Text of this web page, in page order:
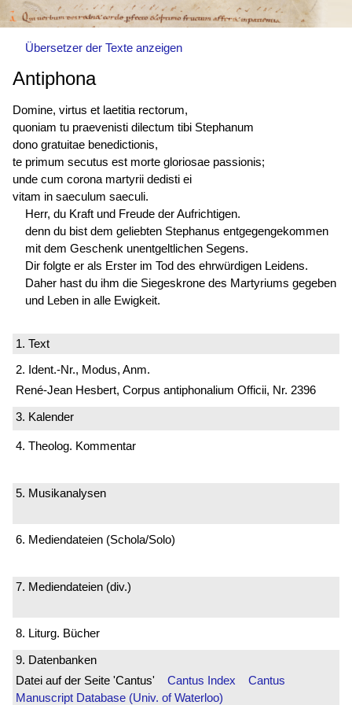
Übersetzer der Texte anzeigen
Antiphona
Domine, virtus et laetitia rectorum,
quoniam tu praevenisti dilectum tibi Stephanum
dono gratuitae benedictionis,
te primum secutus est morte gloriosae passionis;
unde cum corona martyrii dedisti ei
vitam in saeculum saeculi.
Herr, du Kraft und Freude der Aufrichtigen.
denn du bist dem geliebten Stephanus entgegengekommen
mit dem Geschenk unentgeltlichen Segens.
Dir folgte er als Erster im Tod des ehrwürdigen Leidens.
Daher hast du ihm die Siegeskrone des Martyriums gegeben
und Leben in alle Ewigkeit.
1. Text
2. Ident.-Nr., Modus, Anm.
René-Jean Hesbert, Corpus antiphonalium Officii, Nr. 2396
3. Kalender
4. Theolog. Kommentar
5. Musikanalysen
6. Mediendateien (Schola/Solo)
7. Mediendateien (div.)
8. Liturg. Bücher
9. Datenbanken
Datei auf der Seite 'Cantus' Cantus Index
Cantus
Manuscript Database (Univ. of Waterloo)